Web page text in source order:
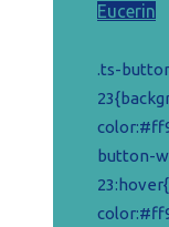
Eucerin
.ts-
button-